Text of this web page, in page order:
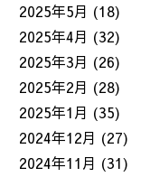
2025年5月 (18)
2025年4月 (32)
2025年3月 (26)
2025年2月 (28)
2025年1月 (35)
2024年12月 (27)
2024年11月 (31)